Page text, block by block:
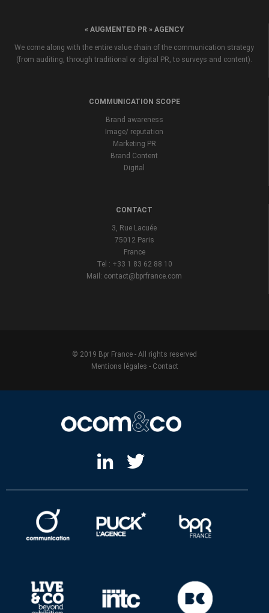
« AUGMENTED PR » AGENCY
We come along with the entire value chain of the communication strategy
(from auditing, through traditional or digital PR, to surveys and content).
COMMUNICATION SCOPE
Brand awareness
Image/ reputation
Marketing PR
Brand Content
Digital
CONTACT
3, Rue Lacuée
75012 Paris
France
Tel : +33 1 83 62 88 10
Mail: contact@bprfrance.com
© 2019 Bpr France - All rights reserved
Mentions légales - Contact